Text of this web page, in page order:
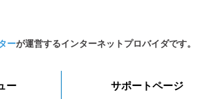
ーが運営するインターネットプロバイダです。
ー サポートページ